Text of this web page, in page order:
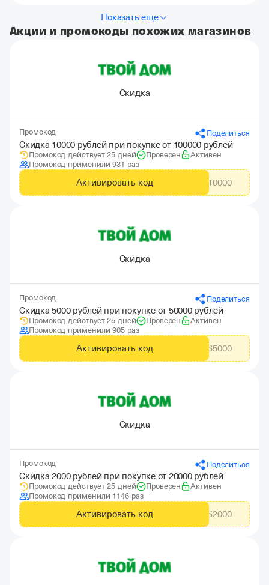
Показать еще
Акции и промокоды похожих магазинов
Скидка
Промокод Поделиться
Скидка 10000 рублей при покупке от 100000 рублей
Промокод действует 25 дней Проверен
Активен
Промокод применили 931 раз
Активировать код CITYADS10000
Скидка
Промокод Поделиться
Скидка 5000 рублей при покупке от 50000 рублей
Промокод действует 25 дней Проверен
Активен
Промокод применили 905 раз
Активировать код CITYADS5000
Скидка
Промокод Поделиться
Скидка 2000 рублей при покупке от 20000 рублей
Промокод действует 25 дней Проверен
Активен
Промокод применили 1146 раз
Активировать код CITYADS2000